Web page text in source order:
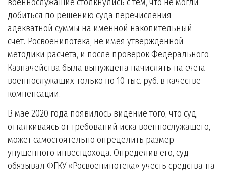
добиться по решению суда перечисления
адекватной суммы на именной накопительный
счет. Росвоенипотека, не имея утвержденной
методики расчета, и после проверок Федерального
Казначейства была вынуждена начислять на счета
военнослужащих только по 10 тыс. руб. в качестве
компенсации.
В мае 2020 года появилось видение того, что суд,
отталкиваясь от требований иска военнослужащего,
может самостоятельно определить размер
упущенного инвестдохода. Определив его, суд
обязывал ФГКУ «Росвоенипотека» учесть средства на